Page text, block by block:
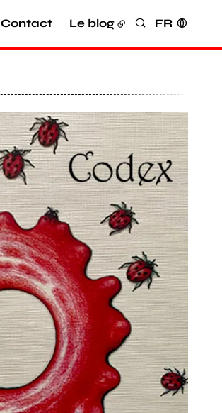
Contact Le blog Rechercher
FR